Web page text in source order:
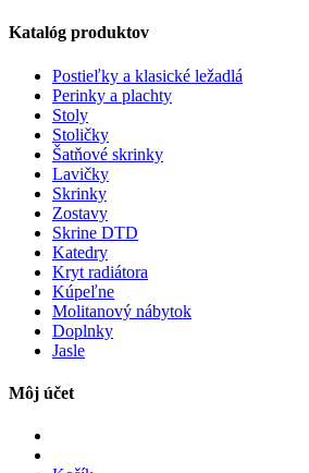
Katalóg produktov
Postieľky a klasické ležadlá
Perinky a plachty
Stoly
Stoličky
Šatňové skrinky
Lavičky
Skrinky
Zostavy
Skrine DTD
Katedry
Kryt radiátora
Kúpeľne
Molitanový nábytok
Doplnky
Jasle
Môj účet